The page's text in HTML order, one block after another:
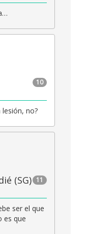
10
no?
11
(SG)
ser el que
es que